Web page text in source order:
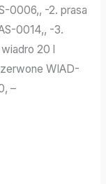
0006,, -2. prasa
0014,, -3.
20 l
WIAD-
–